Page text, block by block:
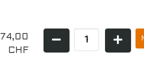
74,00
CHF